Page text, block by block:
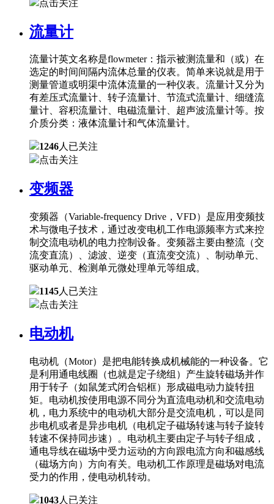
点击关注
流量计
流量计英文名称是flowmeter：指示被测流量和（或）在
选定的时间间隔内流体总量的仪表。简单来说就是用于
测量管道或明渠中流体流量的一种仪表。流量计又分为
有差压式流量计、转子流量计、节流式流量计、细缝流
量计、容积流量计、电磁流量计、超声波流量计等。按
介质分类：液体流量计和气体流量计。
1246人已关注
点击关注
变频器
变频器（Variable-frequency Drive，VFD）是应用变频技
术与微电子技术，通过改变电机工作电源频率方式来控
制交流电动机的电力控制设备。变频器主要由整流（交
流变直流）、滤波、逆变（直流变交流）、制动单元、
驱动单元、检测单元微处理单元等组成。
1145人已关注
点击关注
电动机
电动机（Motor）是把电能转换成机械能的一种设备。它
是利用通电线圈（也就是定子绕组）产生旋转磁场并作
用于转子（如鼠笼式闭合铝框）形成磁电动力旋转扭
矩。电动机按使用电源不同分为直流电动机和交流电动
机，电力系统中的电动机大部分是交流电机，可以是同
步电机或者是异步电机（电机定子磁场转速与转子旋转
转速不保持同步速）。电动机主要由定子与转子组成，
通电导线在磁场中受力运动的方向跟电流方向和磁感线
（磁场方向）方向有关。电动机工作原理是磁场对电流
受力的作用，使电动机转动。
1043人已关注